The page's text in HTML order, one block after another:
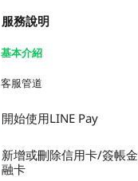
服務說明
基本介紹
客服管道
開始使用LINE Pay
新增或刪除信用卡/簽帳金
融卡